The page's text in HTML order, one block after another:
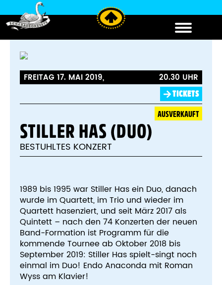
FREITAG 17. MAI 2019, 20.30 UHR
TICKETS
AUSVERKAUFT
STILLER HAS (DUO)
BESTUHLTES KONZERT
1989 bis 1995 war Stiller Has ein Duo, danach
wurde im Quartett, im Trio und wieder im
Quartett hasenziert, und seit März 2017 als
Quintett – nach den 74 Konzerten der neuen
Band-Formation ist Programm für die
kommende Tournee ab Oktober 2018 bis
September 2019: Stiller Has spielt-singt noch
einmal im Duo! Endo Anaconda mit Roman
Wyss am Klavier!